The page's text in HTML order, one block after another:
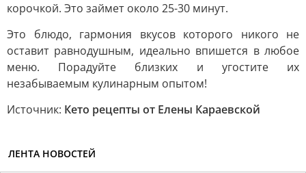
корочкой. Это займет около 25-30 минут.
Это блюдо, гармония вкусов которого никого не
оставит равнодушным, идеально впишется в любое
меню. Порадуйте близких и угостите их
незабываемым кулинарным опытом!
Источник: Кето рецепты от Елены Караевской
ЛЕНТА НОВОСТЕЙ